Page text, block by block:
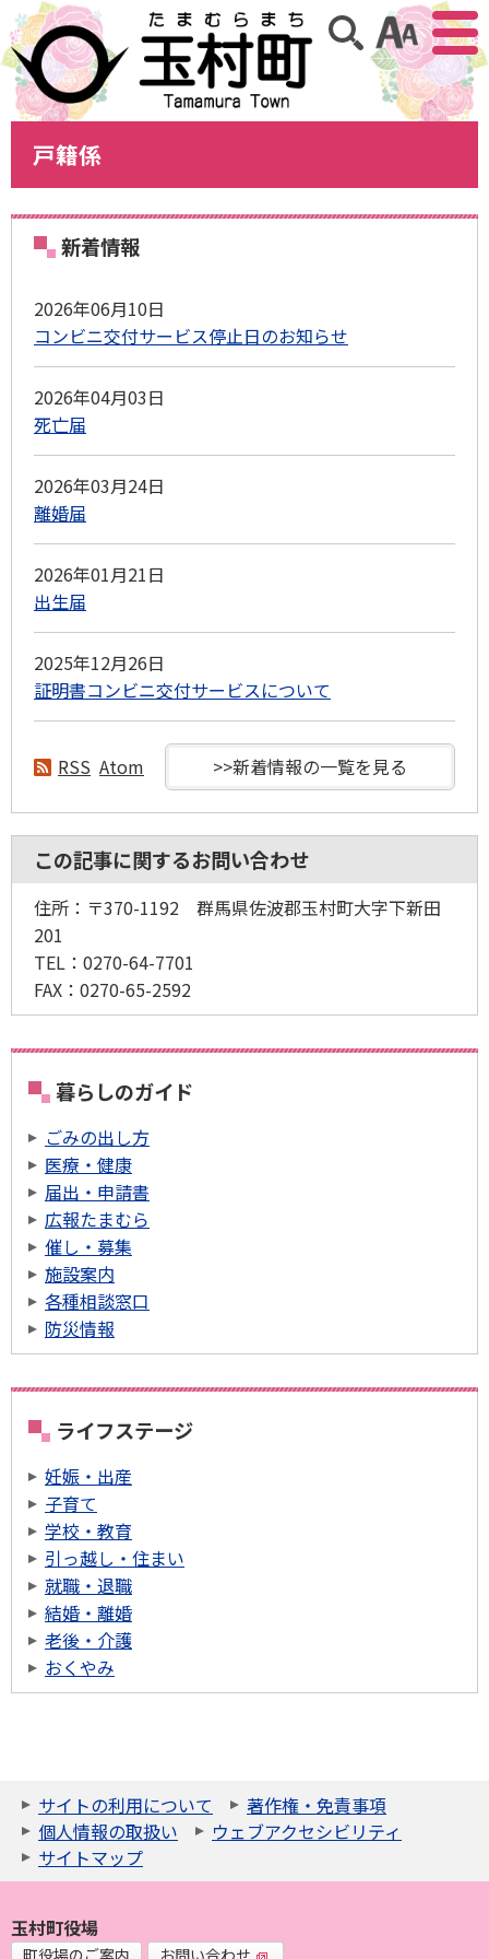
アクセ
サイト内検索
戸籍係
RSS Atom
新着情報
2026年06月10日
コンビニ交付サービス停止日のお知らせ
2026年04月03日
死亡届
2026年03月24日
離婚届
2026年01月21日
出生届
2025年12月26日
証明書コンビニ交付サービスについて
>>新着情報の一覧を見る
この記事に関するお問い合わせ
住所：〒370-1192 群馬県佐波郡玉村町大字下新田
201
TEL：0270-64-7701
FAX：0270-65-2592
暮らしのガイド
ごみの出し方
医療・健康
届出・申請書
広報たまむら
催し・募集
施設案内
各種相談窓口
防災情報
ライフステージ
妊娠・出産
子育て
学校・教育
引っ越し・住まい
就職・退職
結婚・離婚
老後・介護
おくやみ
サイトの利用について
著作権・免責事項
個人情報の取扱い
ウェブアクセシビリティ
サイトマップ
玉村町役場